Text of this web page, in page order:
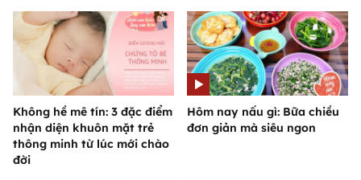
Không hề mê tín: 3 đặc điểm
nhận diện khuôn mặt trẻ
thông minh từ lúc mới chào
đời
Hôm nay nấu gì: Bữa chiều
đơn giản mà siêu ngon